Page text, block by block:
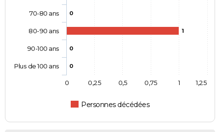
0
1
0
0
Personnes décédées
70-80 ans
80-90 ans
90-100 ans
Plus de 100 ans
0 1
0,25 0,5 0,75 1,25